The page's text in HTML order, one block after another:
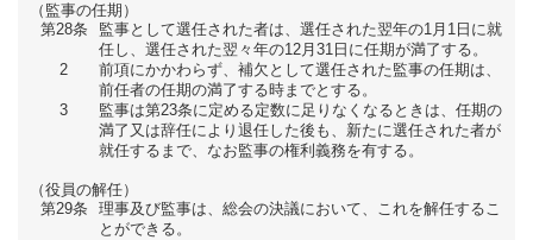
（監事の任期）
第28条
監事として選任された者は、選任された翌年の1月1日に就
任し、選任された翌々年の12月31日に任期が満了する。
2
前項にかかわらず、補欠として選任された監事の任期は、
前任者の任期の満了する時までとする。
3
監事は第23条に定める定数に足りなくなるときは、任期の
満了又は辞任により退任した後も、新たに選任された者が
就任するまで、なお監事の権利義務を有する。
（役員の解任）
第29条
理事及び監事は、総会の決議において、これを解任するこ
とができる。